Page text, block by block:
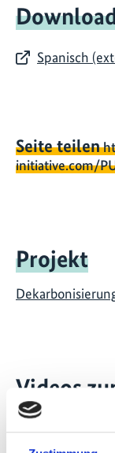
Spanisch
Seite teilen
initiative.com/
Projekt
Videos
Diese Inhalte